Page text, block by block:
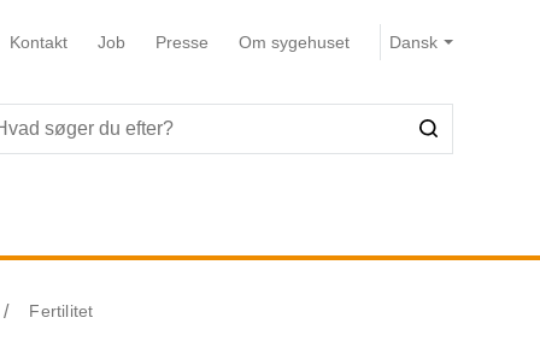
Kontakt Job Presse Om sygehuset
Fertilitet